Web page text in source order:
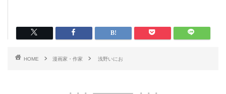
HOME 漫画家・作家 浅野いにお